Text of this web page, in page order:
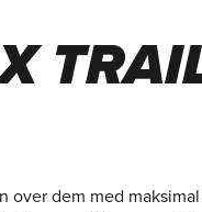
dem med